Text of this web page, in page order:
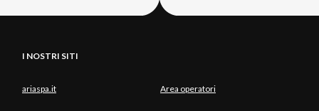
I NOSTRI SITI
ariaspa.it Area operatori